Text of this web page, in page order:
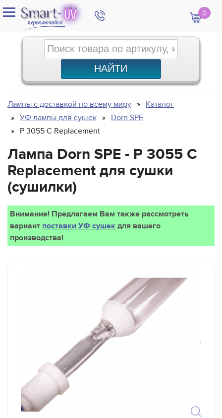
0
Лампы с доставкой по всему миру
Каталог
УФ лампы для сушек
Dorn SPE
P 3055 C Replacement
Лампа Dorn SPE - P 3055 C
Replacement для сушки
(сушилки)
Внимание! Предлагаем Вам также рассмотреть
вариант поставки УФ сушек для вашего
производства!
`